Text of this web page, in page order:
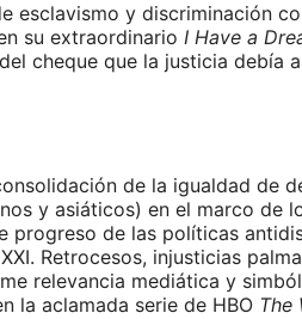
esclavismo y discriminación
su extraordinario I Have a
cheque que la justicia debía
de la igualdad de
y asiáticos) en el marco de
progreso de las políticas
Retrocesos, injusticias
relevancia mediática y
la aclamada serie de HBO The